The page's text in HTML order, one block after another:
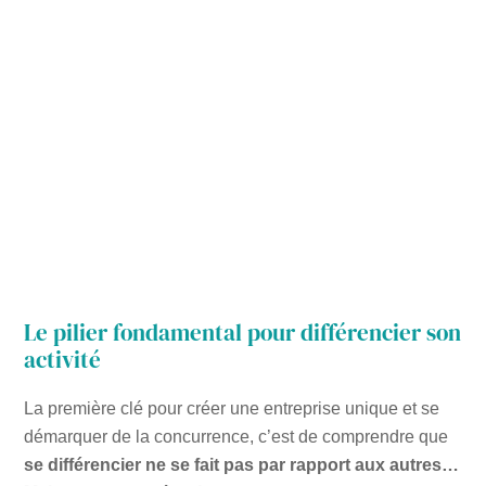
Le pilier fondamental pour différencier son
activité
La première clé pour créer une entreprise unique et se
démarquer de la concurrence, c’est de comprendre que
se différencier ne se fait pas par rapport aux autres…